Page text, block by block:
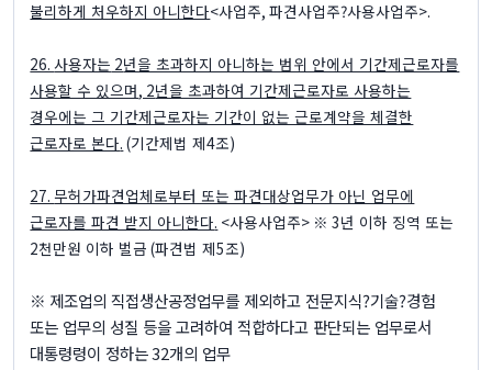
불리하게 처우하지 아니한다<사업주,파견사업주?사용사업주>.
26.사용자는 2년을 초과하지 아니하는 범위 안에서 기간제근로자를
사용할 수 있으며, 2년을 초과하여 기간제근로자로 사용하는
경우에는 그 기간제근로자는 기간이 없는 근로계약을 체결한
근로자로 본다. (기간제법 제4조)
27. 무허가파견업체로부터 또는 파견대상업무가 아닌 업무에
근로자를 파견 받지 아니한다. <사용사업주> ※ 3년 이하 징역 또는
2천만원 이하 벌금 (파견법 제5조)
※ 제조업의 직접생산공정업무를 제외하고 전문지식?기술?경험
또는 업무의 성질 등을 고려하여 적합하다고 판단되는 업무로서
대통령령이 정하는32개의 업무